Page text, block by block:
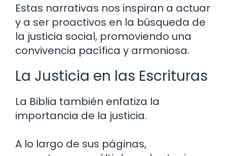
Estas narrativas nos inspiran a actuar
y a ser proactivos en la búsqueda de
la justicia social, promoviendo una
convivencia pacífica y armoniosa.
La Justicia en las Escrituras
La Biblia también enfatiza la
importancia de la justicia.
A lo largo de sus páginas,